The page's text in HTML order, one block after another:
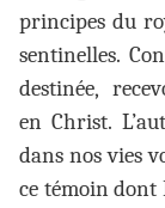
principes du
sentinelles.
destinée,
en Christ.
dans nos vies
ce témoin dont